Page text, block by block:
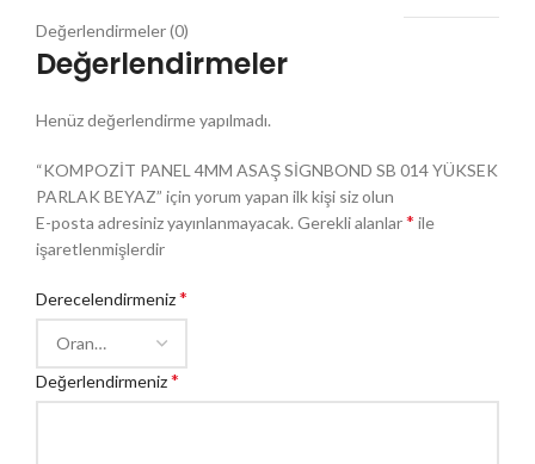
Değerlendirmeler (0)
Değerlendirmeler
Henüz değerlendirme yapılmadı.
“KOMPOZİT PANEL 4MM ASAŞ SİGNBOND SB 014 YÜKSEK
PARLAK BEYAZ” için yorum yapan ilk kişi siz olun
E-posta adresiniz yayınlanmayacak.Gerekli alanlar* ile
işaretlenmişlerdir
Derecelendirmeniz*
Değerlendirmeniz*